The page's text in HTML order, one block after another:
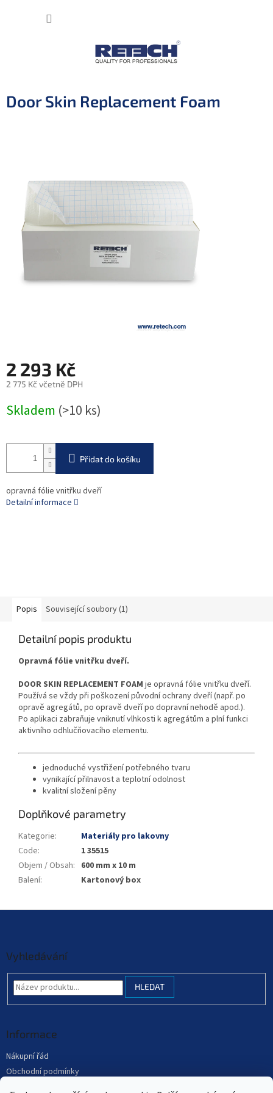
Door Skin Replacement Foam
2 293 Kč
2 775 Kč včetně DPH
cena:
Skladem (>10 ks)
Přidat do košíku
opravná fólie vnitřku dveří
Detailní informace
Popis Související soubory (1)
Detailní popis produktu
Opravná fólie vnitřku dveří.
DOOR SKIN REPLACEMENT FOAM je opravná fólie vnitřku dveří.
Používá se vždy při poškození původní ochrany dveří (např. po
opravě agregátů, po opravě dveří po dopravní nehodě apod.).
Po aplikaci zabraňuje vniknutí vlhkosti k agregátům a plní funkci
aktivního odhlučňovacího elementu.
jednoduché vystřižení potřebného tvaru
vynikající přilnavost a teplotní odolnost
kvalitní složení pěny
Doplňkové parametry
Kategorie:
Materiály pro lakovny
Code:
1 35515
Objem / Obsah: 600 mm x 10 m
Balení: Kartonový box
Vyhledávání
HLEDAT
Informace
Nákupní řád
Obchodní podmínky